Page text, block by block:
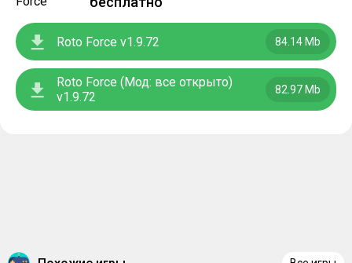
Roto Force v1.9.72 84.14 Mb
Roto Force (Мод: все открыто)
v1.9.72
82.97 Mb